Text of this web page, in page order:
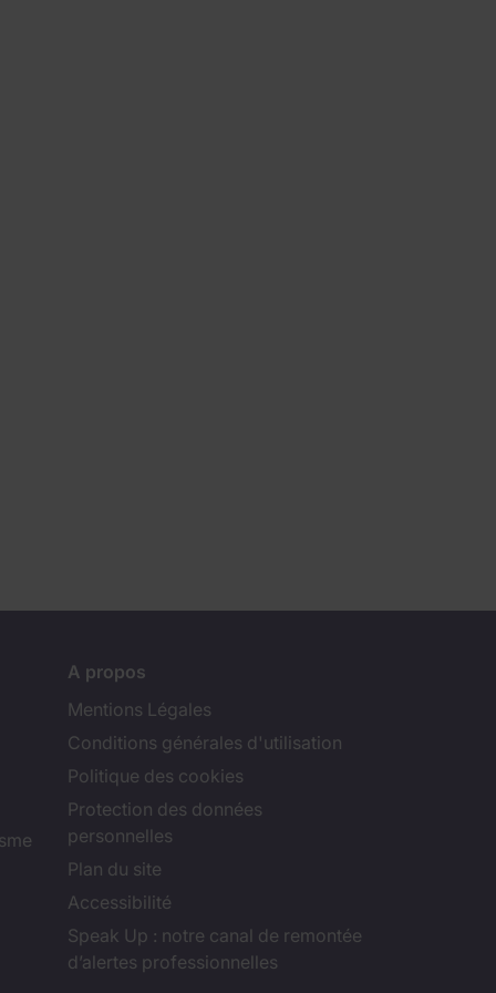
A propos
Mentions Légales
Conditions générales d'utilisation
Politique des cookies
Protection des données
personnelles
Plan du site
Accessibilité
Speak Up : notre canal de remontée
d’alertes professionnelles